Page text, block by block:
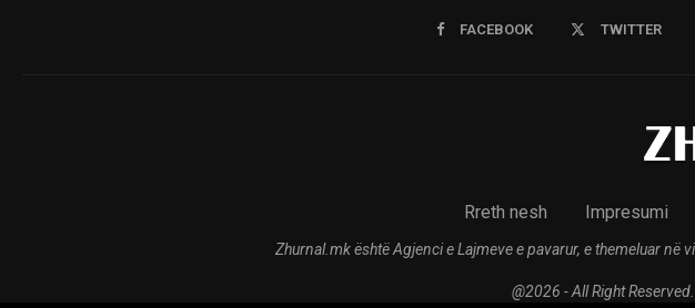
FACEBOOK TWITTER
Rreth nesh Impresumi
Zhurnal.mk është Agjenci e Lajmeve e pavarur, e themeluar
@2026 - All Right